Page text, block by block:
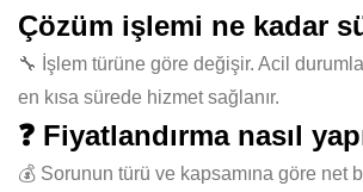
Çözüm işlemi ne kadar
🔧 İşlem türüne göre değişir. Acil
en kısa sürede hizmet sağlanır.
❓ Fiyatlandırma nasıl
💰 Sorunun türü ve kapsamına göre net